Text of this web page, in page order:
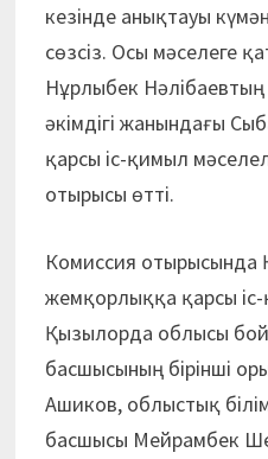
кезінде анықтауы
сөзсіз. Осы мәселеге
Нұрлыбек
әкімдігі жанындағы
қарсы іс-қимыл
отырысы өтті.
Комиссия отырысында
жемқорлыққа қарсы іс-
Қызылорда облысы
басшысының бірінші
Ашиков, облыстық
басшысы Мейрамбек